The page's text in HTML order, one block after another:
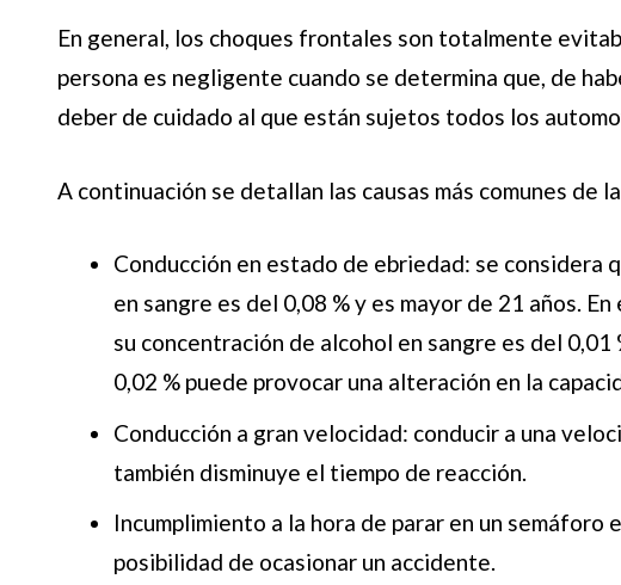
En general, los choques frontales son totalmente
persona es negligente cuando se determina que, de
deber de cuidado al que están sujetos todos los
A continuación se detallan las causas más comunes
Conducción en estado de ebriedad: se considera
en sangre es del 0,08 % y es mayor de 21 años.
su concentración de alcohol en sangre es del
0,02 % puede provocar una alteración en la
Conducción a gran velocidad: conducir a una
también disminuye el tiempo de reacción.
Incumplimiento a la hora de parar en un
posibilidad de ocasionar un accidente.